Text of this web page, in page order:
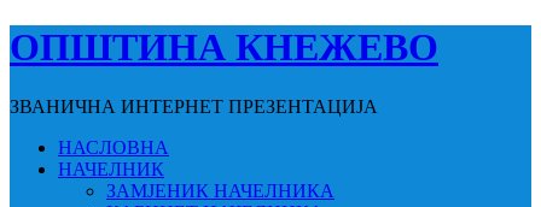
ОПШТИНА КНЕЖЕВО
ЗВАНИЧНА ИНТЕРНЕТ ПРЕЗЕНТАЦИЈА
НАСЛОВНА
НАЧЕЛНИК
ЗАМЈЕНИК НАЧЕЛНИКА